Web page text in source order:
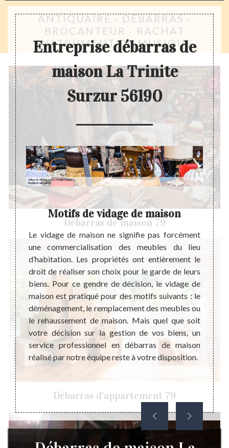
ANTIQUAIRE - DÉBARRAS -
BROCANTEUR - RACHAT
INSTRUMENT DE MUSIQUE
Débarras de maison 79
Débarras d'appartement 79
Entreprise débarras de
maison La Trinite
Surzur 56190
le
des
veut
ces
en
aux
ne
Motifs de vidage de maison
Le vidage de maison ne signifie pas forcément
une commercialisation des meubles du lieu
d’habitation. Les propriétés ont entièrement le
droit de réaliser son choix pour le garde de leurs
biens. Pour ce gendre de décision, le vidage de
maison est pratiqué pour des motifs suivants : le
déménagement, le remplacement des meubles ou
le rehaussement de maison. Mais quel que soit
votre décision sur la gestion de vos biens, un
service professionnel en débarras de maison
réalisé par notre équipe reste à votre disposition.
de